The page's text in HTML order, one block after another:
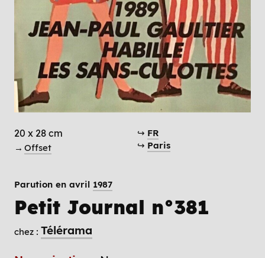
20 x 28 cm
→ Offset
↪ FR
↪ Paris
Parution en avril 1987
Petit Journal n°381
chez : Télérama